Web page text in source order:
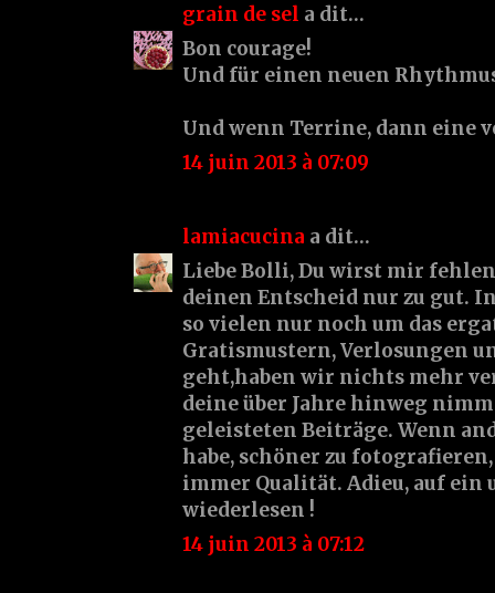
grain de sel a dit…
Bon courage!
Und für einen neuen
Und wenn Terrine, dann eine
14 juin 2013 à 07:09
lamiacucina a dit…
Liebe Bolli, Du wirst mir
deinen Entscheid nur zu gut.
so vielen nur noch um das
Gratismustern, Verlosungen
geht,haben wir nichts mehr
deine über Jahre hinweg
geleisteten Beiträge. Wenn
habe, schöner zu
immer Qualität. Adieu, auf ein
wiederlesen !
14 juin 2013 à 07:12